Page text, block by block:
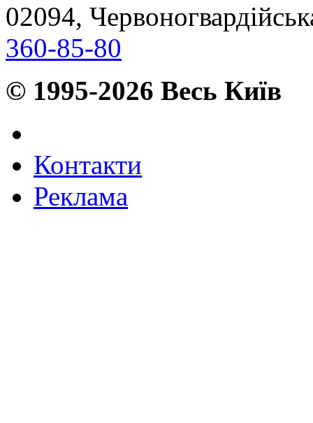
02094,
360-85-80
© 1995-2026 Весь Київ
Контакти
Реклама